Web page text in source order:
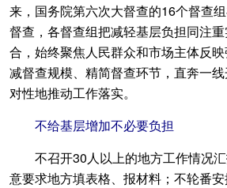
来，国务院第六次大督查的16个督查
督查，各督查组把减轻基层负担同注
合，始终聚焦人民群众和市场主体反
减督查规模、精简督查环节，直奔一
对性地推动工作落实。
不给基层增加不必要负担
不召开30人以上的地方工作情况汇
意要求地方填表格、报材料；不轮番